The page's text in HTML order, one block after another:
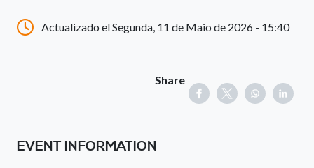
Actualizado el Segunda, 11 de Maio de 2026 - 15:40
Share
EVENT INFORMATION